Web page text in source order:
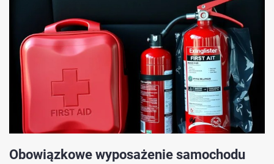
Obowiązkowe wyposażenie samochodu